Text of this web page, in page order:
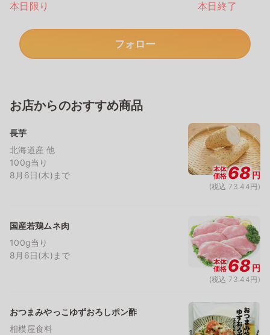
本日限り
本日終了
フォロー
お店からのおすすめ商品
長芋
北海道産 他
100g当り
8月6日(木)まで
本体
価格68円
(税込 73.44円)
国産若鶏ムネ肉
100g当り
8月6日(木)まで
本体
価格68円
(税込 73.44円)
おつまみやっこゆずおろしポン酢
相模屋食料